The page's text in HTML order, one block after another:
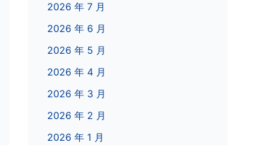
2026 年 7 月
2026 年 6 月
2026 年 5 月
2026 年 4 月
2026 年 3 月
2026 年 2 月
2026 年 1 月